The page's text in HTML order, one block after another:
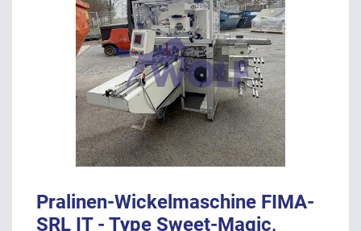
ANWENDEN LÖSCHEN
Pralinen-Wickelmaschine FIMA-
SRL IT - Type Sweet-Magic,